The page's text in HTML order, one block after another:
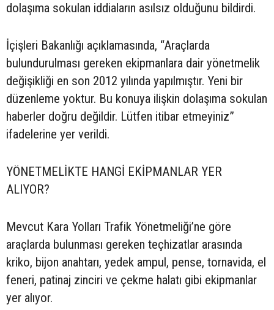
dolaşıma sokulan iddiaların asılsız olduğunu bildirdi.
İçişleri Bakanlığı açıklamasında, “Araçlarda
bulundurulması gereken ekipmanlara dair yönetmelik
değişikliği en son 2012 yılında yapılmıştır. Yeni bir
düzenleme yoktur. Bu konuya ilişkin dolaşıma sokulan
haberler doğru değildir. Lütfen itibar etmeyiniz”
ifadelerine yer verildi.
YÖNETMELİKTE HANGİ EKİPMANLAR YER
ALIYOR?
Mevcut Kara Yolları Trafik Yönetmeliği’ne göre
araçlarda bulunması gereken teçhizatlar arasında
kriko, bijon anahtarı, yedek ampul, pense, tornavida, el
feneri, patinaj zinciri ve çekme halatı gibi ekipmanlar
yer alıyor.